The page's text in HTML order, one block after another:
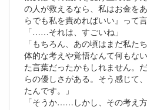
の人が救えるなら、私はお金を
らでも私を責めればいい』って
「……それは、すごいね」
「もちろん、あの頃はまだ私た
体的な考えや覚悟なんて何もな
た言葉だったかもしれません。
らの優しさがある。そう感じて
たんです。」
「そうか……しかし、その考え方